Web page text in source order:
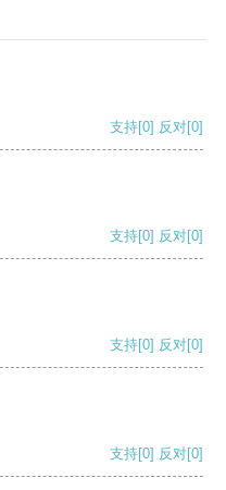
支持[0] 反对[0]
支持[0] 反对[0]
支持[0] 反对[0]
支持[0] 反对[0]